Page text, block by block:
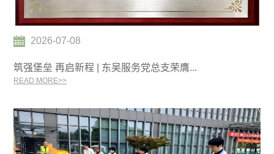
2026-07-08
筑强堡垒 再启新程 | 东吴服务党总支荣膺...
READ MORE>>